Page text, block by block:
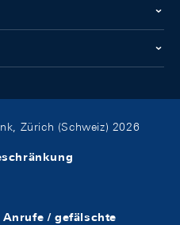
Zürich (Schweiz) 2026
/ gefälschte